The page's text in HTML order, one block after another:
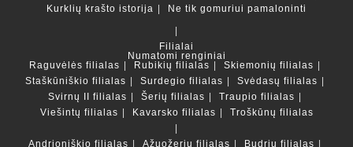
Kurklių krašto istorija
Ne tik gomuriui pamaloninti
Filialai
Numatomi renginiai
Raguvėlės filialas
Rubikių filialas
Skiemonių filialas
Staškūniškio filialas
Surdegio filialas
Svėdasų filialas
Svirnų II filialas
Šerių filialas
Traupio filialas
Viešintų filialas
Kavarsko filialas Troškūnų filialas
Andrioniškio filialas Ažuožerių filialas Budrių filialas